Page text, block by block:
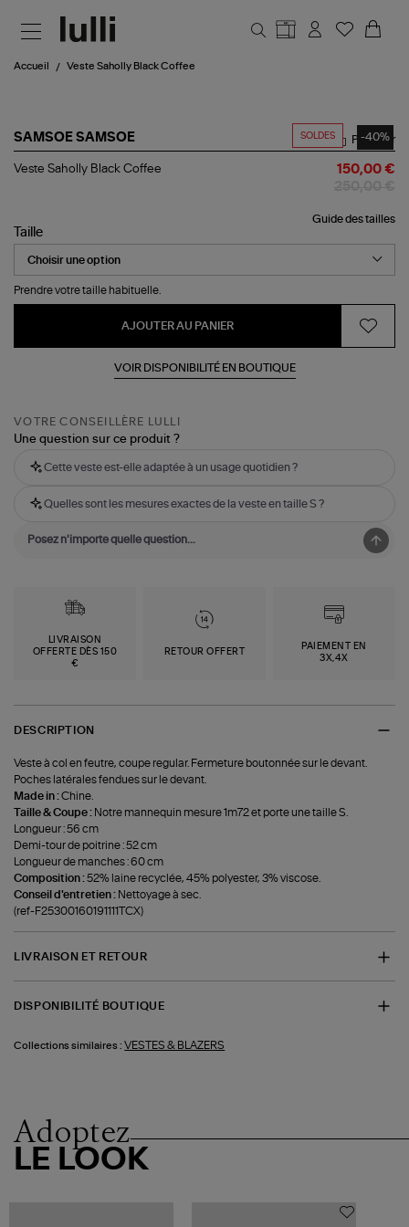
Accueil Veste Saholly Black Coffee
SOLDES -40%
SAMSOE SAMSOE
Veste
Partager
Veste Saholly Black Coffee 150,00 €
Guide des tailles
Taille
Prendre votre taille habituelle.
AJOUTER AU PANIER
VOIR DISPONIBILITÉ EN BOUTIQUE
VOTRE CONSEILLÈRE LULLI
Une question sur ce produit ?
Cette veste est-elle adaptée à un usage quotidien ?
Quelles sont les mesures exactes de la veste en taille S ?
LIVRAISON
OFFERTE DÈS 150
€
RETOUR OFFERT
PAIEMENT EN
3X,4X
DESCRIPTION
Veste à col en feutre, coupe regular. Fermeture boutonnée sur le devant.
Poches latérales fendues sur le devant.
Made in :Chine.
Taille & Coupe : Notre mannequin mesure 1m72 et porte une taille S.
Longueur : 56 cm
Demi-tour de poitrine : 52 cm
Longueur de manches : 60 cm
Composition :52% laine recyclée, 45% polyester, 3% viscose.
Conseil d'entretien : Nettoyage à sec.
(ref-F25300160191111TCX)
LIVRAISON ET RETOUR
DISPONIBILITÉ BOUTIQUE
Collections similaires : VESTES & BLAZERS
Adoptez
LE LOOK